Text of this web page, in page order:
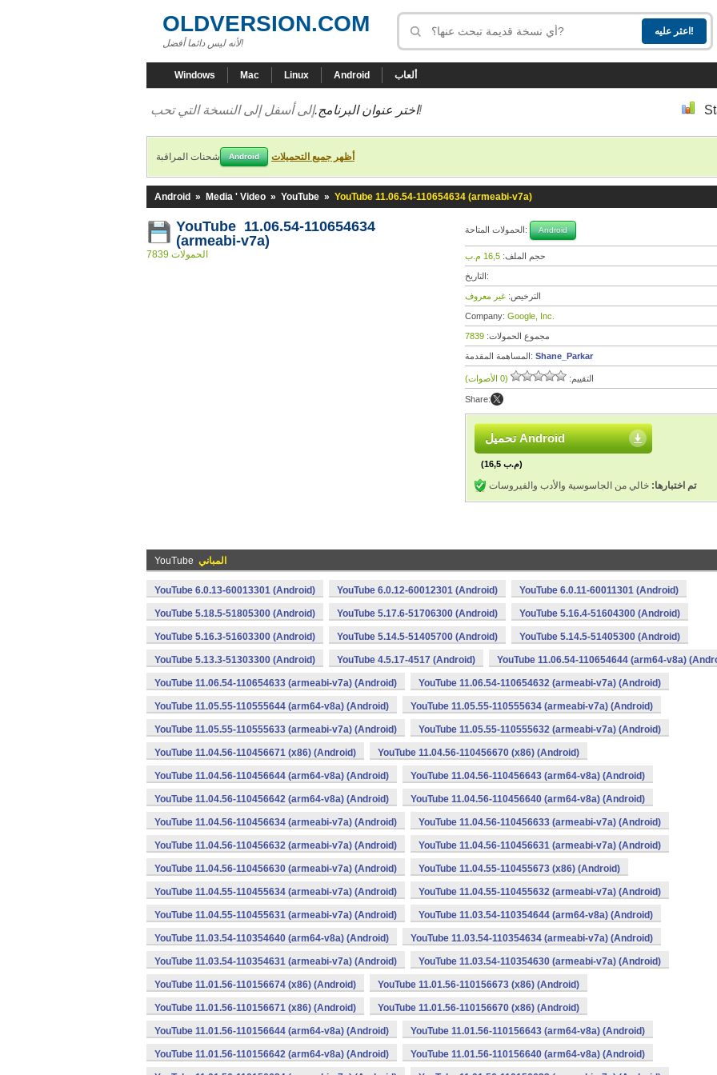
OLDVERSION.COM
لأنه ليس دائما أفضل!
Windows Mac Linux Android ألعاب
اختر عنوان البرنامج.إلى أسفل إلى النسخة التي تحب!
شحنات المراقبة Android أظهر جميع التحميلات
Android » Media ' Video » YouTube » YouTube 11.06.54-110654634 (armeabi-v7a)
YouTube 11.06.54-110654634
(armeabi-v7a)
7839 الحمولات
الحمولات المتاحة: Android
حجم الملف: 16,5 م.ب
التاريخ:
الترخيص: غير معروف
Company: Google, Inc.
مجموع الحمولات: 7839
المساهمة المقدمة: Shane_Parkar
التقييم: (0 الأصوات)
Share:
تحميل Android
(16,5 م.ب)
تم اختبارها: خالي من الجاسوسية والأدب والفيروسات
YouTube المباني
YouTube 6.0.13-60013301 (Android) YouTube 6.0.12-60012301 (Android) YouTube 6.0.11-60011301 (Android)
YouTube 5.18.5-51805300 (Android) YouTube 5.17.6-51706300 (Android) YouTube 5.16.4-51604300 (Android)
YouTube 5.16.3-51603300 (Android) YouTube 5.14.5-51405700 (Android) YouTube 5.14.5-51405300 (Android)
YouTube 5.13.3-51303300 (Android) YouTube 4.5.17-4517 (Android) YouTube 11.06.54-110654644 (arm64-v8a)
YouTube 11.06.54-110654633 (armeabi-v7a) (Android) YouTube 11.06.54-110654632 (armeabi-v7a) (Android)
YouTube 11.05.55-110555644 (arm64-v8a) (Android) YouTube 11.05.55-110555634 (armeabi-v7a) (Android)
YouTube 11.05.55-110555633 (armeabi-v7a) (Android) YouTube 11.05.55-110555632 (armeabi-v7a) (Android)
YouTube 11.04.56-110456671 (x86) (Android) YouTube 11.04.56-110456670 (x86) (Android)
YouTube 11.04.56-110456644 (arm64-v8a) (Android) YouTube 11.04.56-110456643 (arm64-v8a) (Android)
YouTube 11.04.56-110456642 (arm64-v8a) (Android) YouTube 11.04.56-110456640 (arm64-v8a) (Android)
YouTube 11.04.56-110456634 (armeabi-v7a) (Android) YouTube 11.04.56-110456633 (armeabi-v7a) (Android)
YouTube 11.04.56-110456632 (armeabi-v7a) (Android) YouTube 11.04.56-110456631 (armeabi-v7a) (Android)
YouTube 11.04.56-110456630 (armeabi-v7a) (Android) YouTube 11.04.55-110455673 (x86) (Android)
YouTube 11.04.55-110455634 (armeabi-v7a) (Android) YouTube 11.04.55-110455632 (armeabi-v7a) (Android)
YouTube 11.04.55-110455631 (armeabi-v7a) (Android) YouTube 11.03.54-110354644 (arm64-v8a) (Android)
YouTube 11.03.54-110354640 (arm64-v8a) (Android) YouTube 11.03.54-110354634 (armeabi-v7a) (Android)
YouTube 11.03.54-110354631 (armeabi-v7a) (Android) YouTube 11.03.54-110354630 (armeabi-v7a) (Android)
YouTube 11.01.56-110156674 (x86) (Android) YouTube 11.01.56-110156673 (x86) (Android)
YouTube 11.01.56-110156671 (x86) (Android) YouTube 11.01.56-110156670 (x86) (Android)
YouTube 11.01.56-110156644 (arm64-v8a) (Android) YouTube 11.01.56-110156643 (arm64-v8a) (Android)
YouTube 11.01.56-110156642 (arm64-v8a) (Android) YouTube 11.01.56-110156640 (arm64-v8a) (Android)